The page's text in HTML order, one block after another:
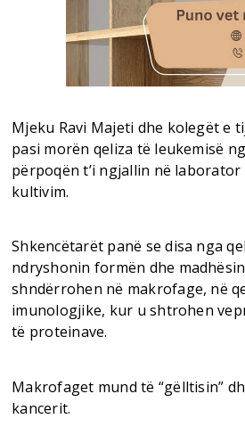
Mjeku Ravi Majeti dhe kolegët e
pasi morën qeliza të leukemisë
përpoqën t’i ngjallin në
kultivim.
Shkencëtarët panë se disa nga
ndryshonin formën dhe
shndërrohen në makrofage, në
imunologjike, kur u shtrohen
të proteinave.
Makrofaget mund të “gëlltisin”
kancerit.